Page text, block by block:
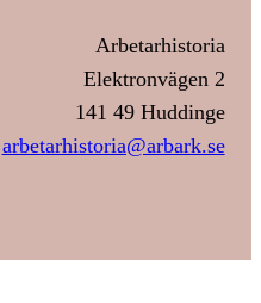
Arbetarhistoria
Elektronvägen 2
141 49 Huddinge
arbetarhistoria@arbark.se